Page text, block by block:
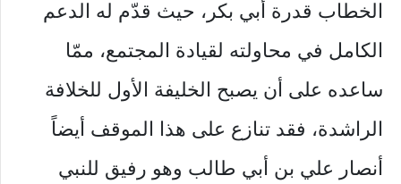
الخطاب قدرة أبي بكر، حيث قدّم له الدعم
الكامل في محاولته لقيادة المجتمع، ممّا
ساعده على أن يصبح الخليفة الأول للخلافة
الراشدة، فقد تنازع على هذا الموقف أيضاً
أنصار علي بن أبي طالب وهو رفيق للنبي